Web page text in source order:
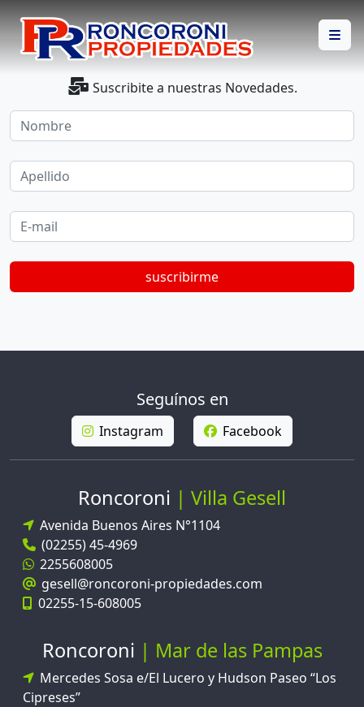
Suscribite a nuestras Novedades.
Nombre
Apellido
E-mail
suscribirme
Seguínos en
Instagram Facebook
Roncoroni Villa Gesell
Avenida Buenos Aires N°1104
(02255) 45-4969
2255608005
gesell@roncoroni-propiedades.com
02255-15-608005
Roncoroni Mar de las Pampas
Mercedes Sosa e/El Lucero y Hudson Paseo “Los
Cipreses”